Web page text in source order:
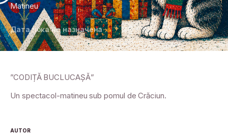
Matineu
Дата пока не назначена
”CODIȚĂ BUCLUCAȘĂ”
Un spectacol-matineu sub pomul de Crăciun.
AUTOR